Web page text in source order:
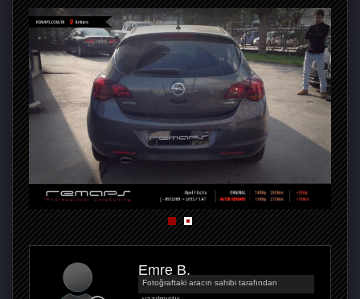
Emre B.
Fotoğraftaki aracın sahibi tarafından